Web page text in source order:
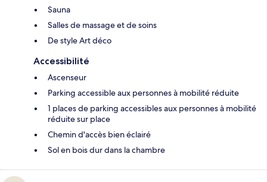
Sauna
Salles de massage et de soins
De style Art déco
Accessibilité
Ascenseur
Parking accessible aux personnes à mobilité réduite
1 places de parking accessibles aux personnes à mobilité
réduite sur place
Chemin d'accès bien éclairé
Sol en bois dur dans la chambre